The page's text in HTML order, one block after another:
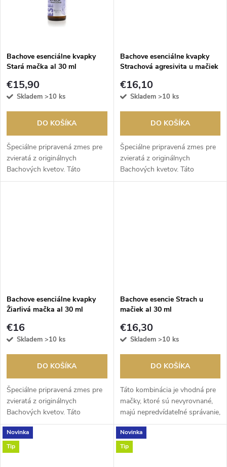
v
Bachove esenciálne kvapky
Stará mačka al 30 ml
€15,90
Skladem >10 ks
DO KOŠÍKA
Špeciálne pripravená zmes pre
zvieratá z originálnych
Bachových kvetov. Táto
kombinácia je vhodná pre staré
Bachove esenciálne kvapky
Strachová agresivita u mačiek
€16,10
Skladem >10 ks
DO KOŠÍKA
Špeciálne pripravená zmes pre
zvieratá z originálnych
Bachových kvetov. Táto
kombinácia je vhodná pri agresii
Bachove esenciálne kvapky
Žiarlivá mačka al 30 ml
€16
Skladem >10 ks
DO KOŠÍKA
Špeciálne pripravená zmes pre
zvieratá z originálnych
Bachových kvetov. Táto
kombinácia je vhodná pri
žiarlivosti u mačiek -
najčastejšie sa prejavuje pri
Bachove esencie Strach u
mačiek al 30 ml
€16,30
Skladem >10 ks
DO KOŠÍKA
Táto kombinácia je vhodná pre
mačky, ktoré sú nevyrovnané,
majú nepredvídateľné správanie,
sú agresívne, útočné a trpia
strachom a nedôverou. Môžete
ju použiť, keď sa bojíte...
Novinka
Tip
Novinka
Tip